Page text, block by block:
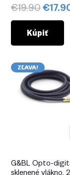
€19.90
cena
bola:
€19.90.
€
Kúpiť
ZĽAVA!
G&BL Opto-
sklenené vlákno,